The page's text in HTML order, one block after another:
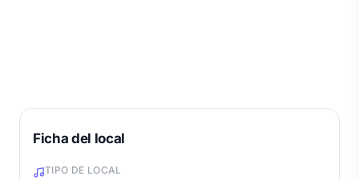
Ficha del local
TIPO DE LOCAL